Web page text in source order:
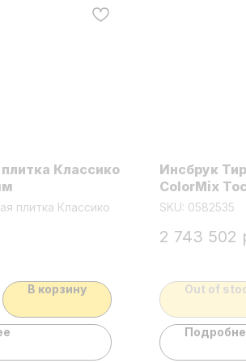
Классико
плитка Классико
В корзину
Инсбрук
ColorMix
тротуар
под.=11,04м/
SKU: 0582535
2 743 502
Out of